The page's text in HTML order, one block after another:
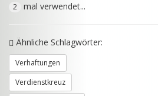
2 mal verwendet...
Ähnliche Schlagwörter:
Verhaftungen
Verdienstkreuz